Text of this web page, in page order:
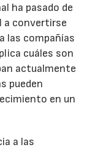
ha pasado de
a convertirse
las compañías
cuáles son
actualmente
pueden
en un
a las